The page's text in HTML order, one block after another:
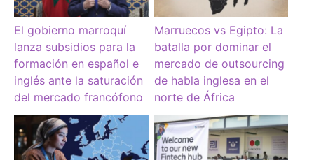
El gobierno marroquí
lanza subsidios para la
formación en español e
inglés ante la saturación
del mercado francófono
Marruecos vs Egipto: La
batalla por dominar el
mercado de outsourcing
de habla inglesa en el
norte de África